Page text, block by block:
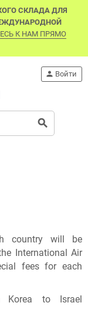
СКЛАДА ДЛЯ
К НАМ ПРЯМО
search
person Войти
country will be
International Air
fees for each
Korea to Israel